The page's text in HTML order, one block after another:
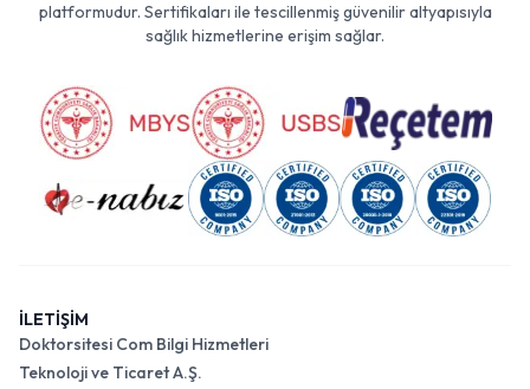
platformudur. Sertifikaları ile tescillenmiş güvenilir altyapısıyla
sağlık hizmetlerine erişim sağlar.
İLETİŞİM
Doktorsitesi Com Bilgi Hizmetleri
Teknoloji ve Ticaret A.Ş.